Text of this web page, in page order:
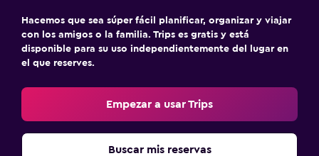
Ideal para familias
Cuna/cama nido disponibles
Hacemos que sea súper fácil planificar, organizar y viajar
con los amigos o la familia. Trips es gratis y está
disponible para su uso independientemente del lugar en
el que reserves.
Empezar a usar Trips
Buscar mis reservas